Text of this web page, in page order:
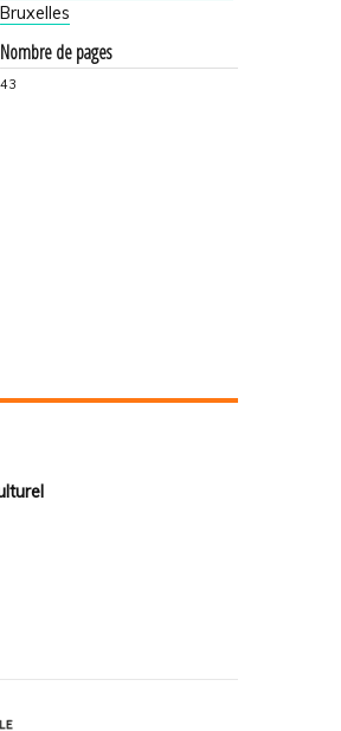
Bruxelles
Nombre de pages
43